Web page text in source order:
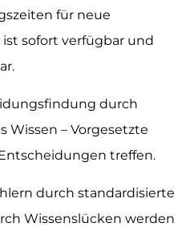
für neue
sofort verfügbar und
durch
Wissen – Vorgesetzte
treffen.
durch standardisierte
Wissenslücken werden